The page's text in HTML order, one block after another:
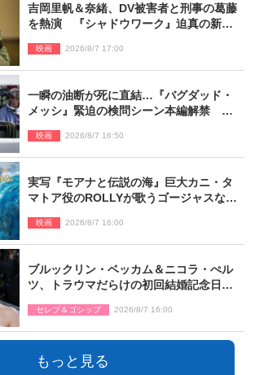
吉岡里帆＆奈緒、DV被害者と刑事の葛藤
を熱演 『シャドウワーク』迫真の新場
映画 2026/8/7 17:00
一瞬の油断が死に直結…『バグダッド・
メッシ』緊迫の検問シーン本編解禁 監
映画 2026/8/7 16:50
実写『モアナと伝説の海』巨大カニ・タ
マトア役のROLLYが歌うゴージャスな劇
映画 2026/8/7 16:00
ブルックリン・ベッカム＆ニコラ・ぺル
ツ、トラウマだらけの初回結婚記念日は
セレブ＆ゴシップ 2026/8/7 16:00
もっと見る